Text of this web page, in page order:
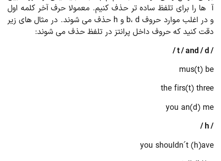
را برای تلفظ ساده تر حذف کنیم. معمولا حرف آخر کلمه اول
و در اغلب موارد حروف b، d و h حذف می شوند. در مثال های زیر
کنید که حروف داخل پرانتز در تلفظ حذف می شوند:
mus(t)
the firs(t)
you an(d)
you shouldn´t